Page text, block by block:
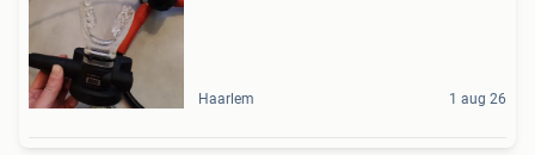
Haarlem 1 aug 26